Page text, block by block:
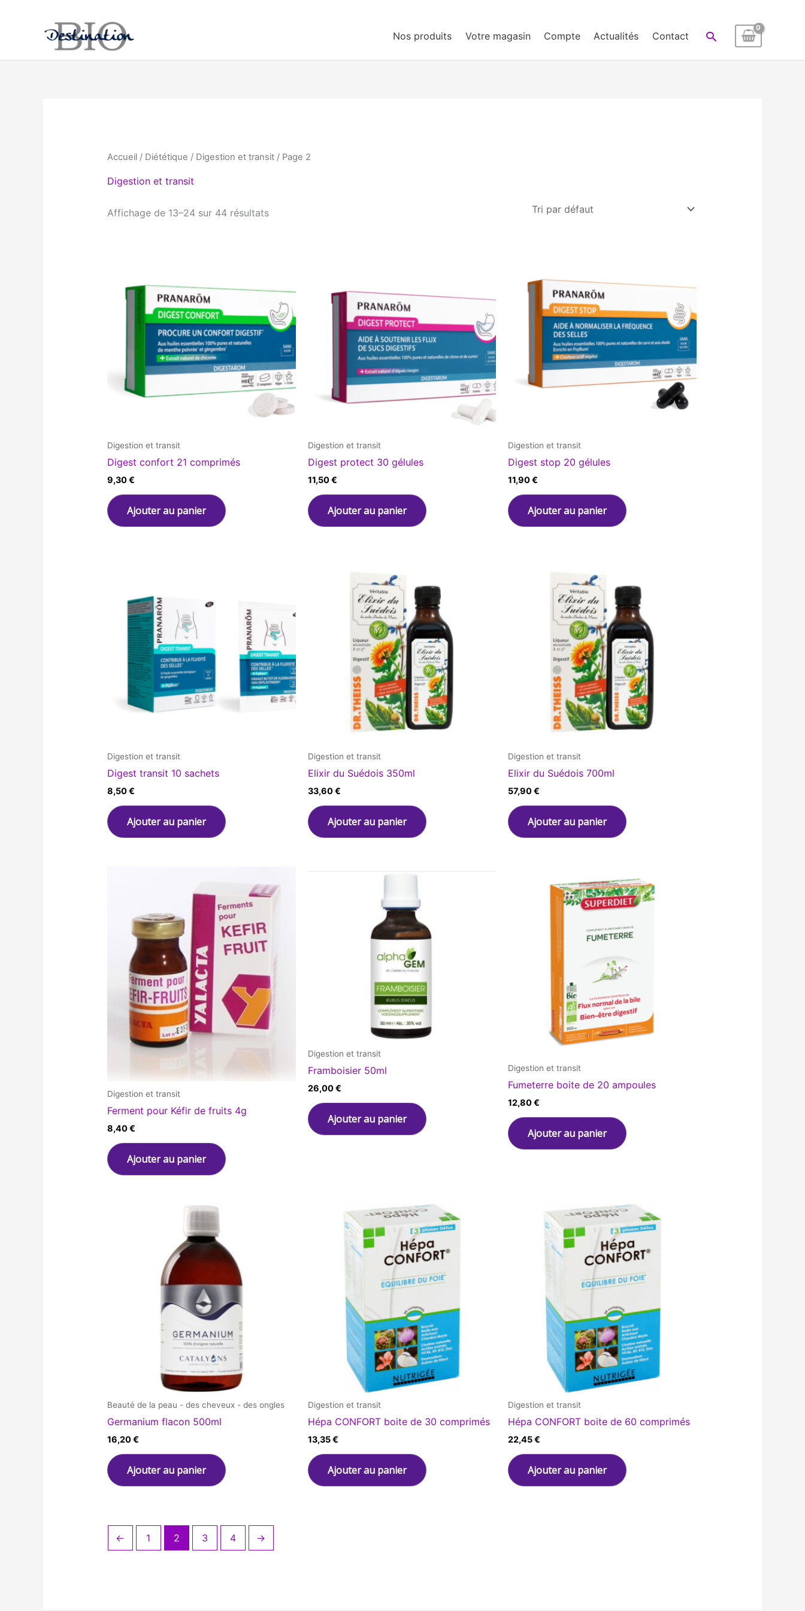
Nos produits Votre magasin Compte Actualités Contact Rechercher
Accueil / Diététique / Digestion et transit/ Page 2
Digestion et transit
Affichage de 13–24 sur 44 résultats
Digestion et transit
Digest confort 21 comprimés
9,30€
Ajouter au panier
Digestion et transit
Digest protect 30 gélules
11,50€
Ajouter au panier
Digestion et transit
Digest stop 20 gélules
11,90€
Ajouter au panier
Digestion et transit
Digest transit 10 sachets
8,50€
Ajouter au panier
Digestion et transit
Elixir du Suédois 350ml
33,60€
Ajouter au panier
Digestion et transit
Elixir du Suédois 700ml
57,90€
Ajouter au panier
Digestion et transit
Ferment pour Kéfir de fruits 4g
8,40€
Ajouter au panier
Digestion et transit
Framboisier 50ml
26,00€
Ajouter au panier
Digestion et transit
Fumeterre boite de 20 ampoules
12,80€
Ajouter au panier
Beauté de la peau - des cheveux - des ongles
Germanium flacon 500ml
16,20€
Ajouter au panier
Digestion et transit
Hépa CONFORT boite de 30 comprimés
13,35€
Ajouter au panier
Digestion et transit
Hépa CONFORT boite de 60 comprimés
22,45€
Ajouter au panier
← 1 2 3 4 →